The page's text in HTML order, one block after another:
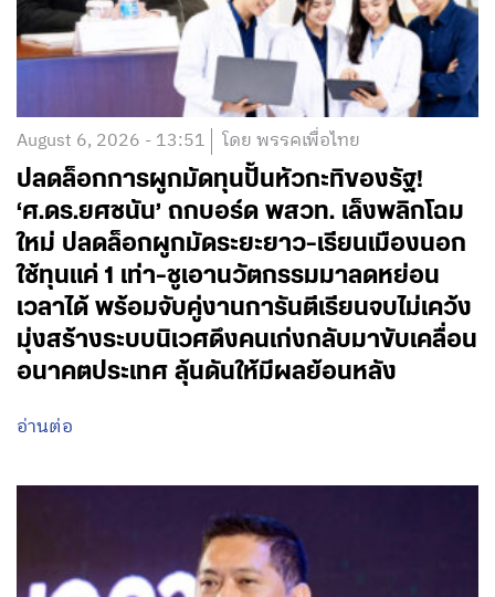
August 6, 2026 - 13:51 โดย พรรคเพื่อไทย
ปลดล็อกการผูกมัดทุนปั้นหัวกะทิของรัฐ!
‘ศ.ดร.ยศชนัน’ ถกบอร์ด พสวท. เล็งพลิกโฉม
ใหม่ ปลดล็อกผูกมัดระยะยาว-เรียนเมืองนอก
ใช้ทุนแค่ 1 เท่า-ชูเอานวัตกรรมมาลดหย่อน
เวลาได้ พร้อมจับคู่งานการันตีเรียนจบไม่เคว้ง
มุ่งสร้างระบบนิเวศดึงคนเก่งกลับมาขับเคลื่อน
อนาคตประเทศ ลุ้นดันให้มีผลย้อนหลัง
อ่านต่อ